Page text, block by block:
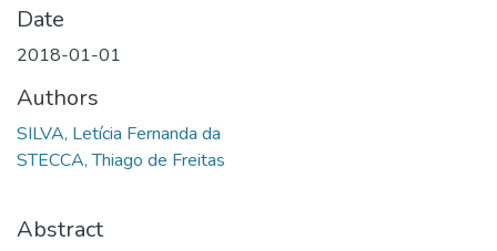
Date
2018-01-01
Authors
SILVA, Letícia Fernanda da
STECCA, Thiago de Freitas
Abstract